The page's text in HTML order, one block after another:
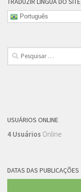
Português
Pesquisar
por:
USUÁRIOS ONLINE
4 Usuários Online
DATAS DAS PUBLICAÇÕES